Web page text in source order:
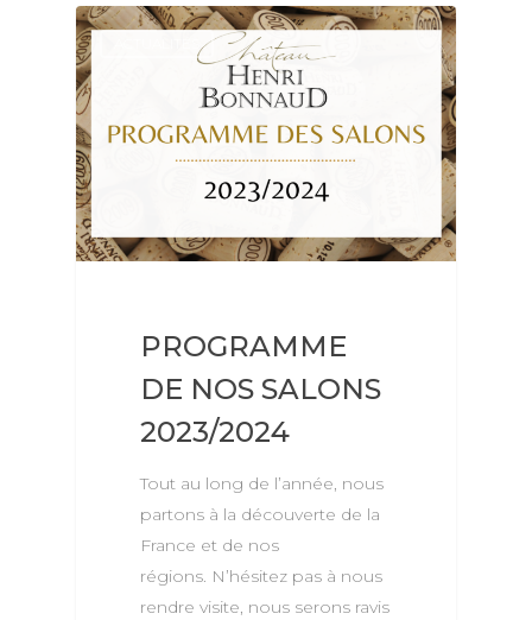
PROGRAMME
DE NOS SALONS
2023/2024
Tout au long de l’année, nous
partons à la découverte de la
France et de nos
régions. N’hésitez pas à nous
rendre visite, nous serons ravis